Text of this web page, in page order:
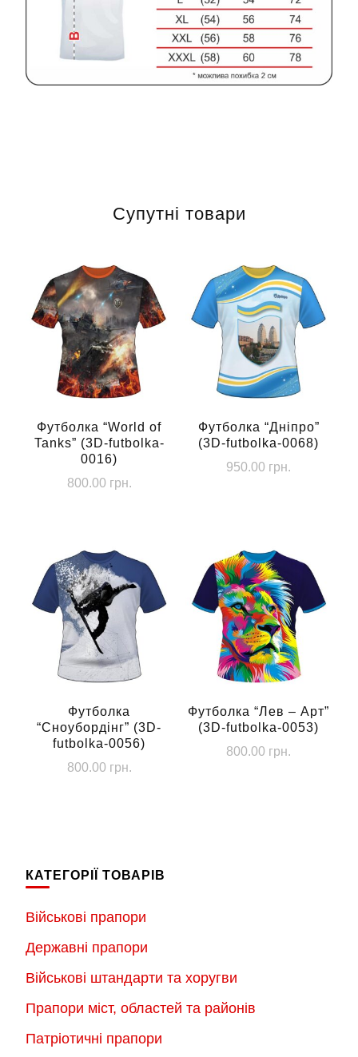
Супутні товари
Футболка “World of
Tanks” (3D-futbolka-
0016)
800.00 грн.
має
кілька
варіантів.
Параметри
можна
вибрати
на
сторінці
товару
Футболка “Дніпро”
(3D-futbolka-0068)
950.00 грн.
кілька
варіантів.
Параметри
можна
вибрати
на
товару
Футболка
“Сноубордінг” (3D-
futbolka-0056)
800.00 грн.
варіантів.
можна
вибрати
на
товару
Футболка “Лев – Арт”
(3D-futbolka-0053)
800.00 грн.
КАТЕГОРІЇ ТОВАРІВ
Військові прапори
Державні прапори
Військові штандарти та хоругви
Прапори міст, областей та районів
Патріотичні прапори